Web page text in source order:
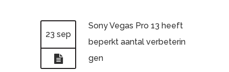
23 sep
Sony Vegas Pro 13 heeft
beperkt aantal verbeterin
gen